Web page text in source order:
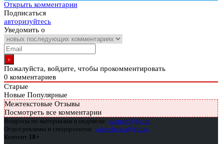
Открыть комментарии
Подписаться
авторизуйтесь
Уведомить о
Пожалуйста, войдите, чтобы прокомментировать
0 комментариев
Старые
Новые Популярные
Межтекстовые Отзывы
Посмотреть все комментарии
Вопросы по материалам и подписке: support@glc.ru
Отдел рекламы и спецпроектов: yakovleva.a@glc.ru
Контент 18+